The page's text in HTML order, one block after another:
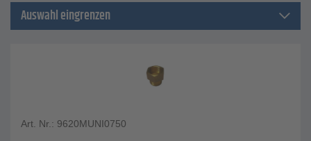
Auswahl eingrenzen
Art. Nr.: 9620MUNI0750